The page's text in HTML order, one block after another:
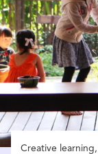
Creative learning